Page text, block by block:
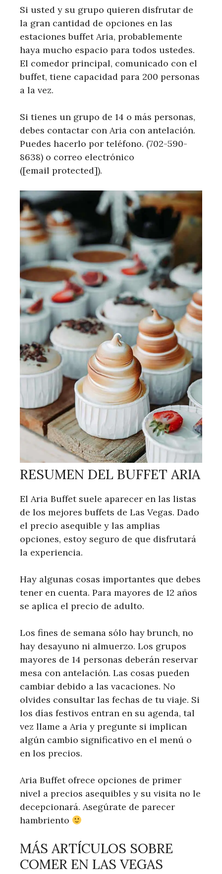
Si usted y su grupo quieren disfrutar de
la gran cantidad de opciones en las
estaciones buffet Aria, probablemente
haya mucho espacio para todos ustedes.
El comedor principal, comunicado con el
buffet, tiene capacidad para 200 personas
a la vez.
Si tienes un grupo de 14 o más personas,
debes contactar con Aria con antelación.
Puedes hacerlo por teléfono. (702-590-
8638) o correo electrónico
([email protected]).
RESUMEN DEL BUFFET ARIA
El Aria Buffet suele aparecer en las listas
de los mejores buffets de Las Vegas. Dado
el precio asequible y las amplias
opciones, estoy seguro de que disfrutará
la experiencia.
Hay algunas cosas importantes que debes
tener en cuenta. Para mayores de 12 años
se aplica el precio de adulto.
Los fines de semana sólo hay brunch, no
hay desayuno ni almuerzo. Los grupos
mayores de 14 personas deberán reservar
mesa con antelación. Las cosas pueden
cambiar debido a las vacaciones. No
olvides consultar las fechas de tu viaje. Si
los días festivos entran en su agenda, tal
vez llame a Aria y pregunte si implican
algún cambio significativo en el menú o
en los precios.
Aria Buffet ofrece opciones de primer
nivel a precios asequibles y su visita no le
decepcionará. Asegúrate de parecer
hambriento
MÁS ARTÍCULOS SOBRE
COMER EN LAS VEGAS